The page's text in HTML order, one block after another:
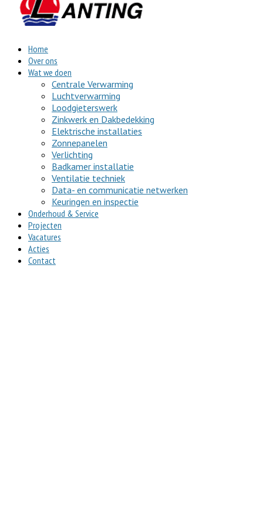
Home
Over ons
Wat we doen
Centrale Verwarming
Luchtverwarming
Loodgieterswerk
Zinkwerk en Dakbedekking
Elektrische installaties
Zonnepanelen
Verlichting
Badkamer installatie
Ventilatie techniek
Data- en communicatie netwerken
Keuringen en inspectie
Onderhoud & Service
Projecten
Vacatures
Acties
Contact